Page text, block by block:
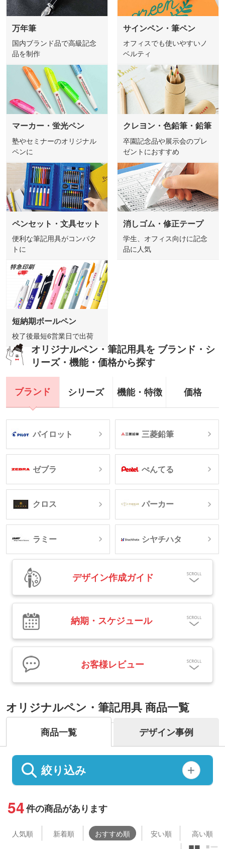
万年筆
国内ブランド品で高級記念
品を制作
サインペン・筆ペン
オフィスでも使いやすいノ
ベルティ
マーカー・蛍光ペン
塾やセミナーのオリジナル
ペンに
クレヨン・色鉛筆・鉛筆
卒園記念品や展示会のプレ
ゼントにおすすめ
ペンセット・文具セット
便利な筆記用具がコンパク
トに
消しゴム・修正テープ
学生、オフィス向けに記念
品に人気
短納期ボールペン
校了後最短6営業日で出荷
オリジナルペン・筆記用具を ブランド・シ
リーズ・機能・価格から探す
ブランド シリーズ 機能・特徴 価格
パイロット 三菱鉛筆
ゼブラ ぺんてる
クロス パーカー
ラミー シヤチハタ
デザイン作成ガイド
納期・スケジュール
お客様レビュー
オリジナルペン・筆記用具 商品一覧
商品一覧 デザイン事例
絞り込み
54件の商品があります
人気順 新着順 おすすめ順 安い順 高い順